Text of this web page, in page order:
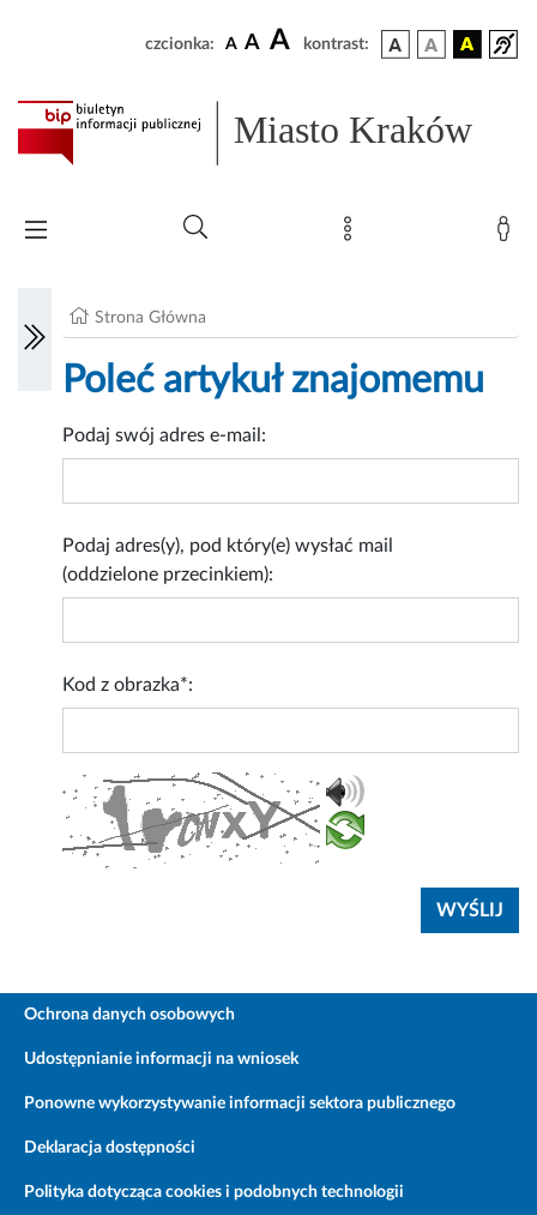
czcionka: A A A kontrast:
Miasto Kraków
Strona Główna
Poleć artykuł znajomemu
Podaj swój adres e-mail:
Podaj adres(y), pod który(e) wysłać mail
(oddzielone przecinkiem):
Kod z obrazka*:
Ochrona danych osobowych
Udostępnianie informacji na wniosek
Ponowne wykorzystywanie informacji sektora publicznego
Deklaracja dostępności
Polityka dotycząca cookies i podobnych technologii